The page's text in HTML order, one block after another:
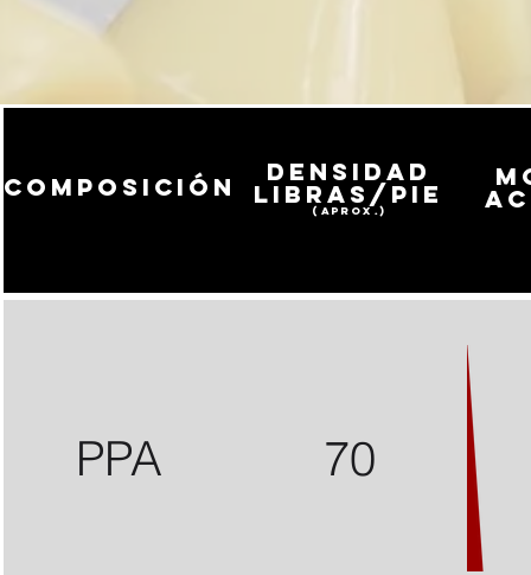
Composición
Densidad
libras/pie
( aprox.)
PPA 70